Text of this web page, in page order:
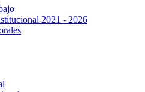
2021 - 2026